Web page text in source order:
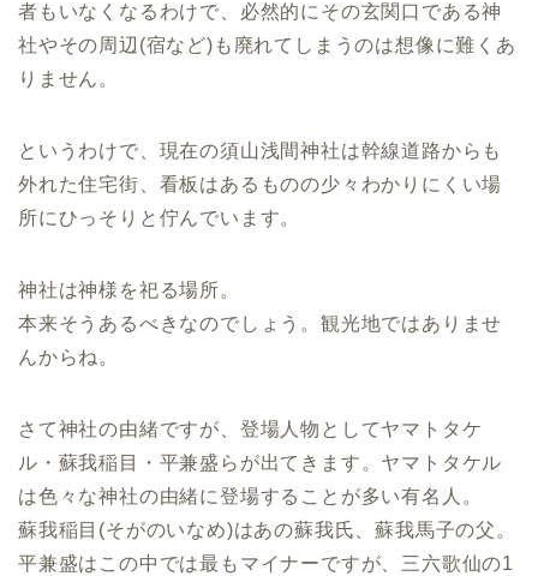
者もいなくなるわけで、必然的にその玄関口である神
社やその周辺(宿など)も廃れてしまうのは想像に難くあ
りません。
というわけで、現在の須山浅間神社は幹線道路からも
外れた住宅街、看板はあるものの少々わかりにくい場
所にひっそりと佇んでいます。
神社は神様を祀る場所。
本来そうあるべきなのでしょう。観光地ではありませ
んからね。
さて神社の由緒ですが、登場人物としてヤマトタケ
ル・蘇我稲目・平兼盛らが出てきます。ヤマトタケル
は色々な神社の由緒に登場することが多い有名人。
蘇我稲目(そがのいなめ)はあの蘇我氏、蘇我馬子の父。
平兼盛はこの中では最もマイナーですが、三六歌仙の1